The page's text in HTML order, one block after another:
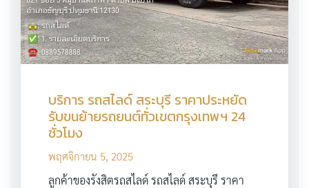
บริการ รถสไลด์ สระบุรี ราคาประหยัด
รับขนย้ายรถยนต์ทั่วเขตกรุงเทพฯ 24
ชั่วโมง
พฤศจิกายน 5, 2025
ลูกค้าของรังสิตรถสไลด์ รถสไลด์ สระบุรี ราคา